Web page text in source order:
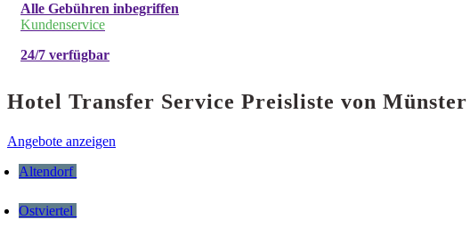
Alle Gebühren inbegriffen
Kundenservice
24/7 verfügbar
Hotel Transfer Service Preisliste von
Angebote anzeigen
Altendorf
Ostviertel